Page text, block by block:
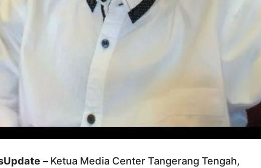
– Ketua Media Center Tangerang Tengah,